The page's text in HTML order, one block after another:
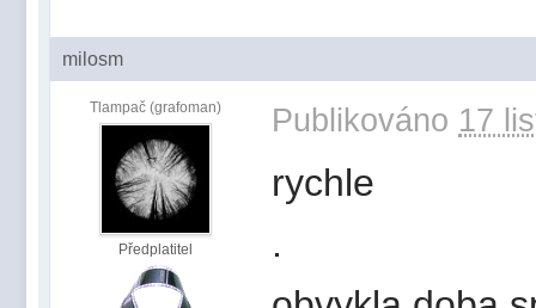
milosm
Tlampač (grafoman)
Předplatitel
Publikováno 17
rychle
.